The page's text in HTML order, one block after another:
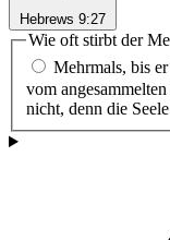
Hebrews 9:27
Wie oft stirbt der
Mehrmals, bis
vom
nicht, denn die